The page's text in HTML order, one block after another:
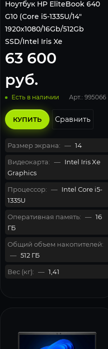
Ноутбук HP EliteBook 640
G10 (Core i5-1335U/14"
1920x1080/16Gb/512Gb
SSD/Intel Iris Xe
Graphics/Win 11 Home)
Silver
63 600
руб.
Есть в наличии Арт.: 995066
КУПИТЬ Сравнить
Размер экрана: — 14
Видеокарта: — Intel Iris Xe
Graphics
Процессор: — Intel Core i5-
1335U
Оперативная память: — 16
ГБ
Общий объем накопителей:
— 512 ГБ
Вес (кг): — 1,41